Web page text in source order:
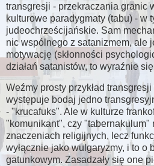
transgresji - przekraczania granic
kulturowe paradygmaty (tabu) - w
judeochrześcijańskie. Sam
nic wspólnego z satanizmem, ale
motywację (skłonności
działań satanistów, to wyraźnie
Weźmy prosty przykład
występuje bodaj jedno
- "krucafuks". Ale w kulturze
"komunikant", czy "tabernakulum"
znaczeniach religijnych, lecz
wyłącznie jako wulgaryzmy, i to o
gatunkowym. Zasadzały się one